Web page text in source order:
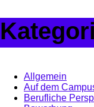
Allgemein
Auf dem
Berufliche